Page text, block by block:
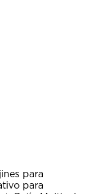
para
para